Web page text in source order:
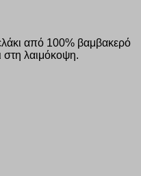
από 100% βαμβακερό
στη λαιμόκοψη.